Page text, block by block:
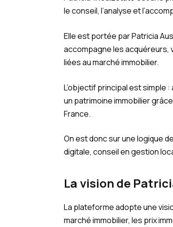
le conseil, l’analyse et
Elle est portée par Patricia
accompagne les acquéreurs,
liées au marché immobilier.
L’objectif principal est simple
un patrimoine immobilier
France.
On est donc sur une logique
digitale, conseil en gestion
La vision de
La plateforme adopte une
marché immobilier, les prix